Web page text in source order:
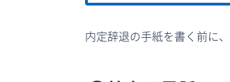
内定辞退の手紙を書く前に、